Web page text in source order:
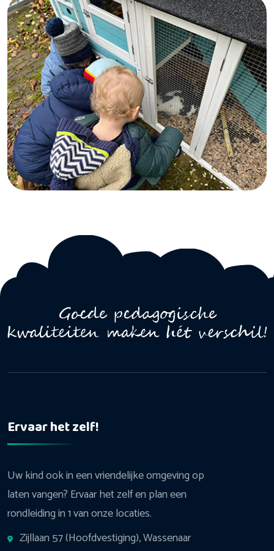
Ervaar het zelf!
Uw kind ook in een vriendelijke omgeving op
laten vangen? Ervaar het zelf en plan een
rondleiding in 1 van onze locaties.
Zijllaan 57 (Hoofdvestiging), Wassenaar